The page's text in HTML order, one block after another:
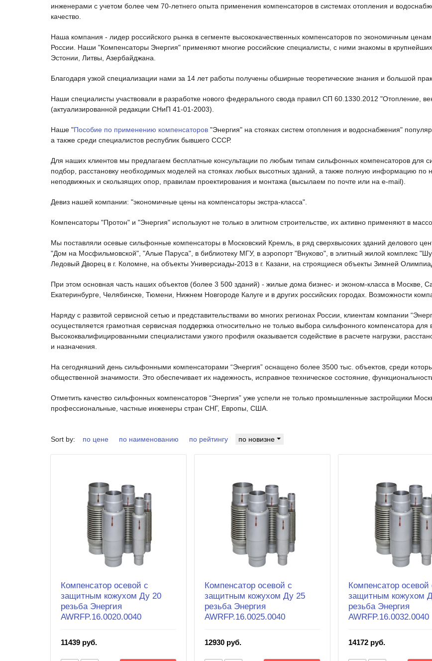
инженерами с учетом более чем 70-летнего опыта применения компенсаторов в системах отопления и
качество.
Наша компания - лидер российского рынка в сегменте высококачественных компенсаторов по экономичным
России. Наши "Компенсаторы Энергия" применяют многие российские специалисты, c ними знакомы в
Эстонии, Литвы, Азербайджана.
Благодаря узкой специализации нами за 14 лет работы получены обширные теоретические знания и большой
Наши специалисты участвовали в разработке нового федерального свода правил СП 60.1330.2012 "Отопление,
(актуализированной редакции СНиП 41-01-2003).
Наше "Пособие по применению компенсаторов "Энергия" на стояках систем отопления и водоснабжения"
а также среди специалистов республик бывшего СССР.
Для наших клиентов мы предлагаем бесплатные консультации по любым типам сильфонных компенсаторов для
подбор, расстановку необходимых моделей на стояках любых высотных зданий, а также полную информацию по
неподвижных и скользящих опор, правилам проектирования и монтажа (высылаем по почте или на e-mail).
Девиз нашей компании: "экономичные цены на компенсаторы экстра-класса".
Компенсаторы "Протон" и "Энергия" используют не только в элитном строительстве, их активно применяют в
Мы поставляли осевые сильфонные компенсаторы в Московский Кремль, в ряд сверхвысоких зданий делового
"Дом на Мосфильмовской", "Алые Паруса", в библиотеку МГУ, в аэропорт "Внуково", в элитный жилой комплекс
Ледовый Дворец в г. Коломне, на объекты Универсиады-2013 в г. Казани, на строящиеся объекты Зимней
При этом основная часть наших объектов (более 3 500 зданий) - жилые дома бизнес- и эконом-класса в Москве,
Екатеринбурге, Челябинске, Тюмени, Нижнем Новгороде Калуге и в других российских городах. Возможности
Наряду с развитой сервисной сетью и представительствами во многих регионах России, клиентам компании
осуществляется грамотная сервисная поддержка относительно не только выбора сильфонного компенсатора для
Высококвалифицированными специалистами узкого профиля оказывается содействие в расчете нагрузки,
и назначения.
На сегодняшний день сильфонными компенсаторами “Энергия” оснащено более 3500 тыс. объектов, среди
общественной значимости. Это обеспечивает их надежность, исправное техническое состояние,
Отметить качество сильфонных компенсаторов “Энергия” уже успели не только промышленные застройщики
профессиональные, частные инженеры стран СНГ, Европы, США.
Sort by: по цене по наименованию по рейтингу по новизне
Компенсатор осевой с
защитным кожухом Ду 20
резьба Энергия
AWRFP.16.0020.0040
11439 руб.
Компенсатор осевой с
защитным кожухом Ду 25
резьба Энергия
AWRFP.16.0025.0040
12930 руб.
Компенсатор осевой
защитным кожухом
резьба Энергия
AWRFP.16.0032.0040
14172 руб.